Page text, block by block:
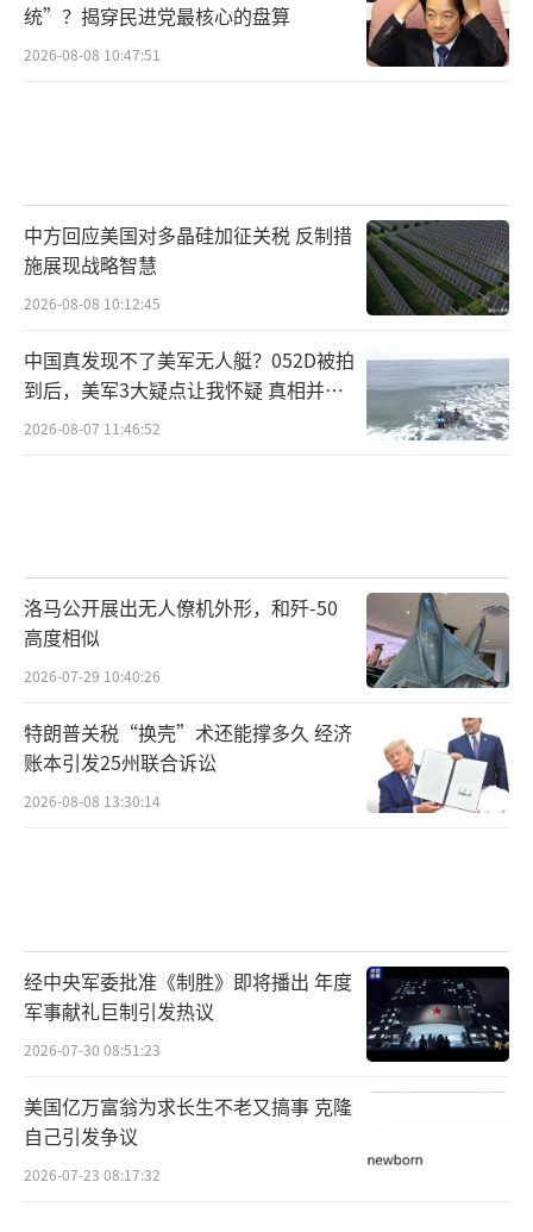
统”？揭穿民进党最核心的盘算
2026-08-08 10:47:51
中方回应美国对多晶硅加征关税 反制措
施展现战略智慧
2026-08-08 10:12:45
中国真发现不了美军无人艇？052D被拍
到后，美军3大疑点让我怀疑 真相并非
如此
2026-08-07 11:46:52
洛马公开展出无人僚机外形，和歼-50
高度相似
2026-07-29 10:40:26
特朗普关税“换壳”术还能撑多久 经济
账本引发25州联合诉讼
2026-08-08 13:30:14
经中央军委批准《制胜》即将播出 年度
军事献礼巨制引发热议
2026-07-30 08:51:23
美国亿万富翁为求长生不老又搞事 克隆
自己引发争议
2026-07-23 08:17:32